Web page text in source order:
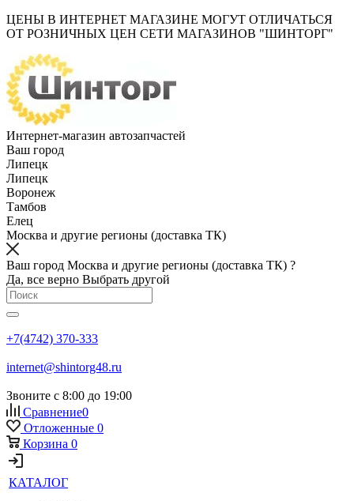
ЦЕНЫ В ИНТЕРНЕТ МАГАЗИНЕ МОГУТ ОТЛИЧАТЬСЯ
ОТ РОЗНИЧНЫХ ЦЕН СЕТИ МАГАЗИНОВ "ШИНТОРГ"
Интернет-магазин автозапчастей
Ваш город
Липецк
Липецк
Воронеж
Тамбов
Елец
Москва и другие регионы (доставка ТК)
Ваш город Москва и другие регионы (доставка ТК) ?
Да, все верно Выбрать другой
+7(4742) 370-333
internet@shintorg48.ru
Звоните с 8:00 до 19:00
Сравнение0
Отложенные 0
Корзина 0
КАТАЛОГ